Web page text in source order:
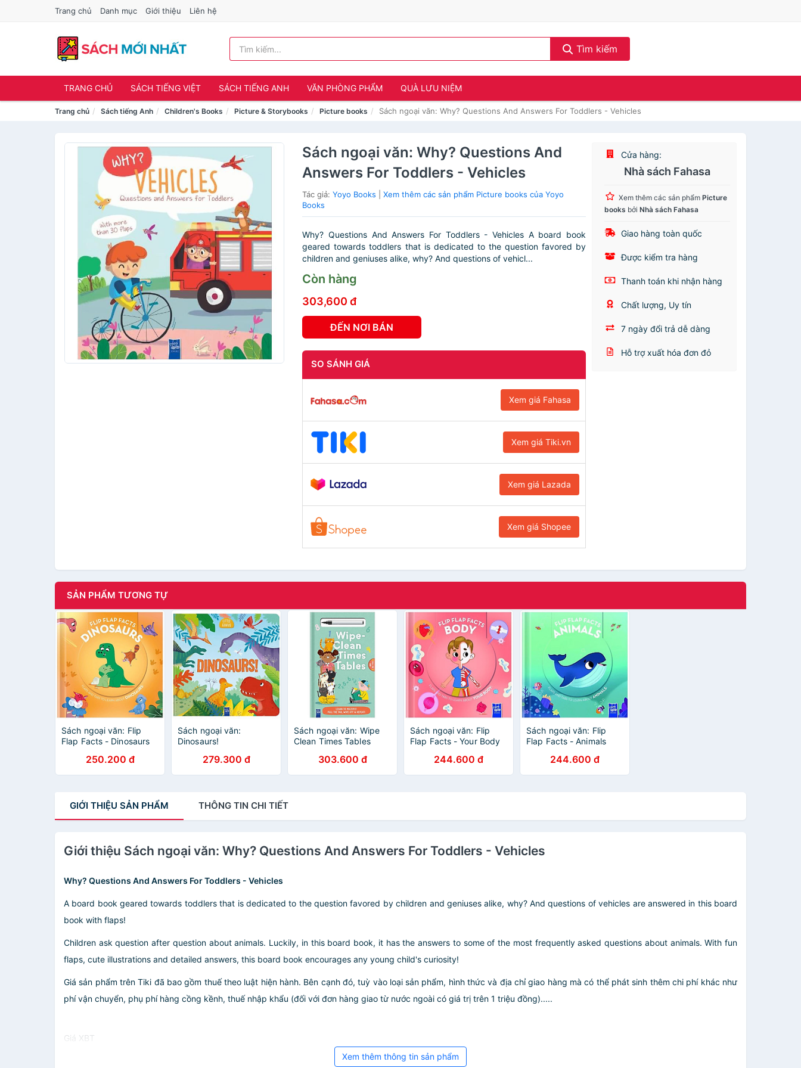
Trang chủ Danh mục Giới thiệu Liên hệ
Tìm kiếm
TRANG CHỦ SÁCH TIẾNG VIỆT SÁCH TIẾNG ANH VĂN PHÒNG PHẨM QUÀ LƯU NIỆM
Trang chủ Sách tiếng Anh Children's Books Picture & Storybooks Picture books Sách ngoại văn: Why? Questions And Answers For Toddlers - Vehicles
Sách ngoại văn: Why? Questions And
Answers For Toddlers - Vehicles
Tác giả:Yoyo Books |Xem thêm các sản phẩm Picture books của Yoyo
Books
Why? Questions And Answers For Toddlers - Vehicles A board book
geared towards toddlers that is dedicated to the question favored by
children and geniuses alike, why? And questions of vehicl...
Còn hàng
303,600 đ
ĐẾN NƠI BÁN
SO SÁNH GIÁ
Xem giá Fahasa
Xem giá Tiki.vn
Xem giá Lazada
Xem giá Shopee
Cửa hàng:
Nhà sách Fahasa
Xem thêm các sản phẩmPicture
books bởiNhà sách Fahasa
Giao hàng toàn quốc
Được kiểm tra hàng
Thanh toán khi nhận hàng
Chất lượng, Uy tín
7 ngày đổi trả dễ dàng
Hỗ trợ xuất hóa đơn đỏ
SẢN PHẨM TƯƠNG TỰ
Sách ngoại văn: Flip
Flap Facts - Dinosaurs
250.200 đ
Sách ngoại văn:
Dinosaurs!
279.300 đ
Sách ngoại văn: Wipe
Clean Times Tables
303.600 đ
Sách ngoại văn: Flip
Flap Facts - Your Body
244.600 đ
Sách ngoại văn: Flip
Flap Facts - Animals
244.600 đ
GIỚI THIỆU SẢN PHẨM THÔNG TIN CHI TIẾT
Giới thiệu Sách ngoại văn: Why? Questions And Answers For Toddlers - Vehicles
Why? Questions And Answers For Toddlers - Vehicles
A board book geared towards toddlers that is dedicated to the question favored by children and geniuses alike, why? And questions of vehicles are answered in this board
book with flaps!
Children ask question after question about animals. Luckily, in this board book, it has the answers to some of the most frequently asked questions about animals. With fun
flaps, cute illustrations and detailed answers, this board book encourages any young child's curiosity!
Giá sản phẩm trên Tiki đã bao gồm thuế theo luật hiện hành. Bên cạnh đó, tuỳ vào loại sản phẩm, hình thức và địa chỉ giao hàng mà có thể phát sinh thêm chi phí khác như
phí vận chuyển, phụ phí hàng cồng kềnh, thuế nhập khẩu (đối với đơn hàng giao từ nước ngoài có giá trị trên 1 triệu đồng).....
Giá XBT
Xem thêm thông tin sản phẩm